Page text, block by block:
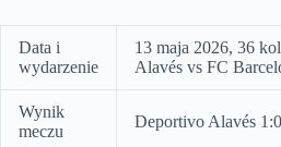
Data i
wydarzenie
13 maja 2026, 36
Alavés vs FC
Wynik
meczu
Deportivo Alavés